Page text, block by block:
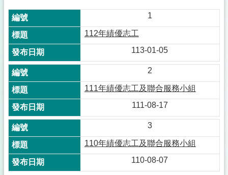
1
112年績優志工
113-01-05
2
111年績優志工及聯合服務小組
111-08-17
3
110年績優志工及聯合服務小組
110-08-07